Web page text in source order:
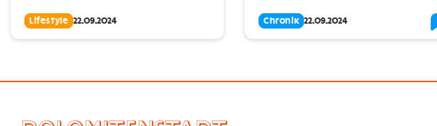
Lifestyle 22.09.2024 Chronik 22.09.2024